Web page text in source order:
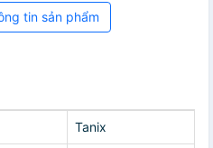
tin sản phẩm
Tanix